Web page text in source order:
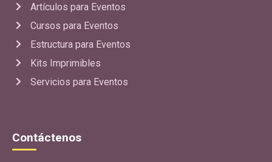
Artículos para Eventos
Cursos para Eventos
Estructura para Eventos
Kits Imprimibles
Servicios para Eventos
Contáctenos